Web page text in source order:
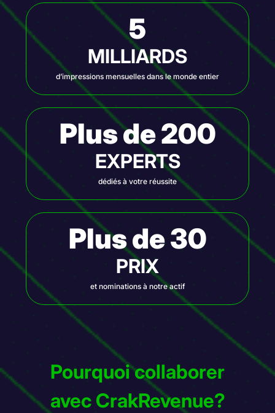
5
MILLIARDS
d’impressions mensuelles dans le monde entier
Plus de 200
EXPERTS
dédiés à votre réussite
Plus de 30
PRIX
et nominations à notre actif
Pourquoi collaborer
avec CrakRevenue?